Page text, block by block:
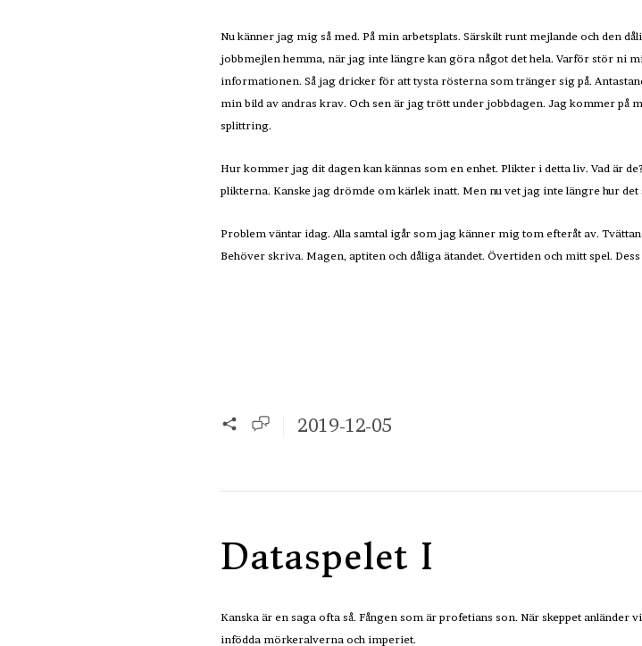
Nu känner jag mig så med. På min arbetsplats. Särskilt runt mejlande och den
jobbmejlen hemma, när jag inte längre kan göra något det hela. Varför stör ni
informationen. Så jag dricker för att tysta rösterna som tränger sig på.
min bild av andras krav. Och sen är jag trött under jobbdagen. Jag kommer på
splittring.
Hur kommer jag dit dagen kan kännas som en enhet. Plikter i detta liv. Vad är
plikterna. Kanske jag drömde om kärlek inatt. Men nu vet jag inte längre hur
Problem väntar idag. Alla samtal igår som jag känner mig tom efteråt av.
Behöver skriva. Magen, aptiten och dåliga ätandet. Övertiden och mitt spel.
2019-12-05
Dataspelet I
Kanska är en saga ofta så. Fången som är profetians son. När skeppet
infödda mörkeralverna och imperiet.